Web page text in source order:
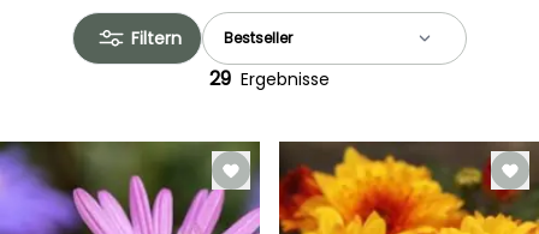
Filtern
29 Ergebnisse